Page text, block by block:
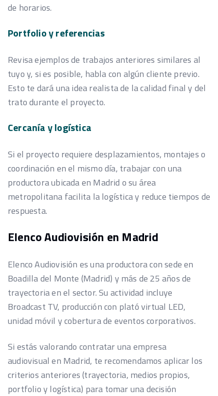
de horarios.
Portfolio y referencias
Revisa ejemplos de trabajos anteriores similares al
tuyo y, si es posible, habla con algún cliente previo.
Esto te dará una idea realista de la calidad final y del
trato durante el proyecto.
Cercanía y logística
Si el proyecto requiere desplazamientos, montajes o
coordinación en el mismo día, trabajar con una
productora ubicada en Madrid o su área
metropolitana facilita la logística y reduce tiempos de
respuesta.
Elenco Audiovisión en Madrid
Elenco Audiovisión es una productora con sede en
Boadilla del Monte (Madrid) y más de 25 años de
trayectoria en el sector. Su actividad incluye
Broadcast TV, producción con plató virtual LED,
unidad móvil y cobertura de eventos corporativos.
Si estás valorando contratar una empresa
audiovisual en Madrid, te recomendamos aplicar los
criterios anteriores (trayectoria, medios propios,
portfolio y logística) para tomar una decisión